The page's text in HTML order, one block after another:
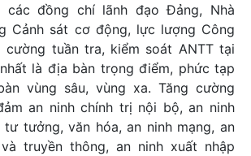
các đồng chí lãnh đạo Đảng, Nhà
Cảnh sát cơ động, lực lượng Công
tuần tra, kiểm soát ANTT tại
là địa bàn trọng điểm, phức tạp
vùng sâu, vùng xa. Tăng cường
an ninh chính trị nội bộ, an ninh
tư tưởng, văn hóa, an ninh mạng, an
truyền thông, an ninh xuất nhập